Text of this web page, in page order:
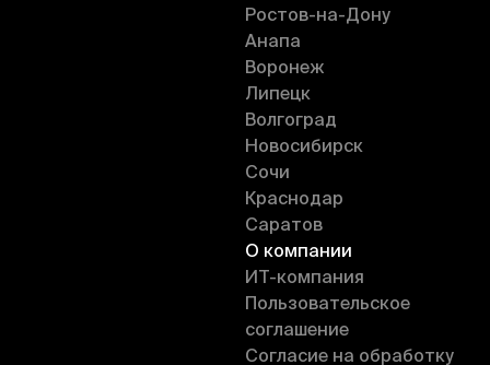
Ростов-на-Дону
Анапа
Воронеж
Липецк
Волгоград
Новосибирск
Сочи
Краснодар
Саратов
О компании
ИT-компания
Пользовательское
соглашение
Согласие на обработку